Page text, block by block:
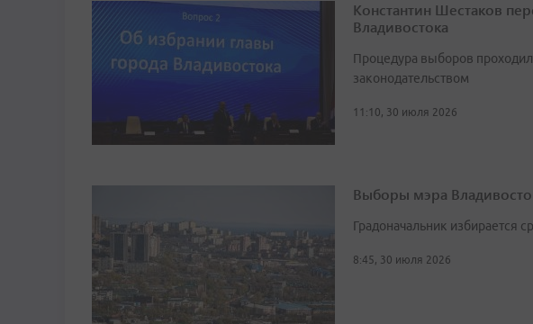
Константин Шестаков
Владивостока
Процедура выборов
законодательством
11:10, 30 июля 2026
Выборы мэра
Градоначальник избирается
8:45, 30 июля 2026